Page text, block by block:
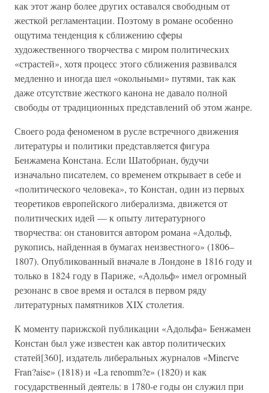
как этот жанр более других оставался свободным от
жесткой регламентации. Поэтому в романе особенно
ощутима тенденция к сближению сферы
художественного творчества с миром политических
«страстей», хотя процесс этого сближения развивался
медленно и иногда шел «окольными» путями, так как
даже отсутствие жесткого канона не давало полной
свободы от традиционных представлений об этом жанре.
Своего рода феноменом в русле встречного движения
литературы и политики представляется фигура
Бенжамена Констана. Если Шатобриан, будучи
изначально писателем, со временем открывает в себе и
«политического человека», то Констан, один из первых
теоретиков европейского либерализма, движется от
политических идей — к опыту литературного
творчества: он становится автором романа «Адольф,
рукопись, найденная в бумагах неизвестного» (1806–
1807). Опубликованный вначале в Лондоне в 1816 году и
только в 1824 году в Париже, «Адольф» имел огромный
резонанс в свое время и остался в первом ряду
литературных памятников XIX столетия.
К моменту парижской публикации «Адольфа» Бенжамен
Констан был уже известен как автор политических
статей[360], издатель либеральных журналов «Minerve
Fran?aise» (1818) и «La renomm?e» (1820) и как
государственный деятель: в 1780-е годы он служил при